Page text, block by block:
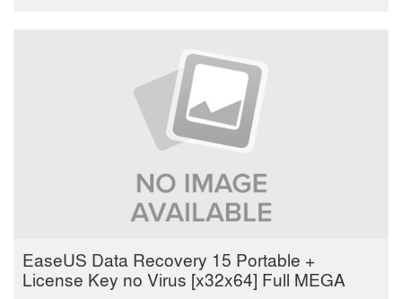
EaseUS Data Recovery 15 Portable +
License Key no Virus [x32x64] Full MEGA